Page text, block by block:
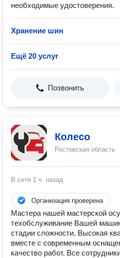
необходимые удостоверения.
Хранение шин
Ещё 20 услуг
Позвонить
Колесо
Ростовская область
В сети 1 ч. назад
Организация проверена
Мастера нашей мастерской
техобслуживание Вашей
стадии сложности. Высокая
вместе с современным
качество работ. Все